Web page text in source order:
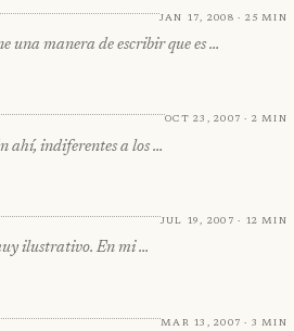
Jan 17, 2008 · 25 min
una manera de escribir que es …
Oct 23, 2007 · 2 min
ahí, indiferentes a los …
Jul 19, 2007 · 12 min
ilustrativo. En mi …
Mar 13, 2007 · 3 min